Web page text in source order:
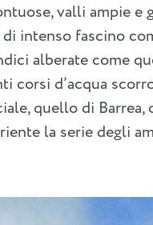
valli ampie e
intenso fascino
alberate come
corsi d’acqua
quello di
la serie degli